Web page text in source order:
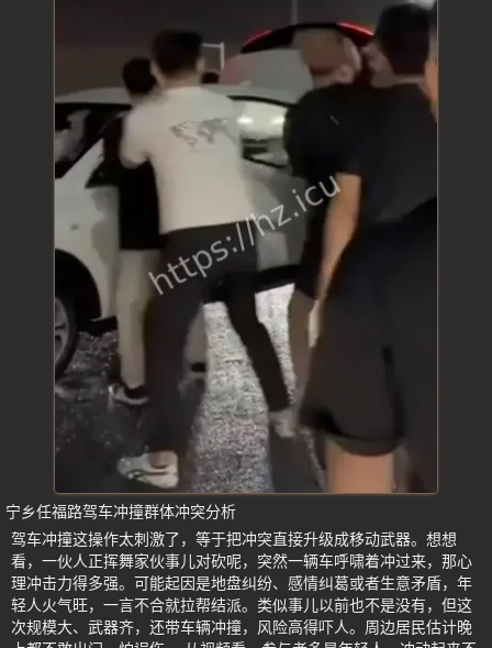
宁乡任福路驾车冲撞群体冲突分析
驾车冲撞这操作太刺激了，等于把冲突直接升级成移动武器。想想
看，一伙人正挥舞家伙事儿对砍呢，突然一辆车呼啸着冲过来，那心
理冲击力得多强。可能起因是地盘纠纷、感情纠葛或者生意矛盾，年
轻人火气旺，一言不合就拉帮结派。类似事儿以前也不是没有，但这
次规模大、武器齐，还带车辆冲撞，风险高得吓人。周边居民估计晚